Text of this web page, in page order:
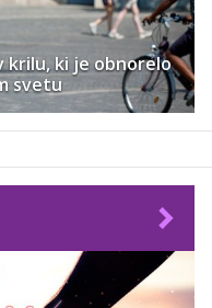
krilu, ki je obnorelo
svetu